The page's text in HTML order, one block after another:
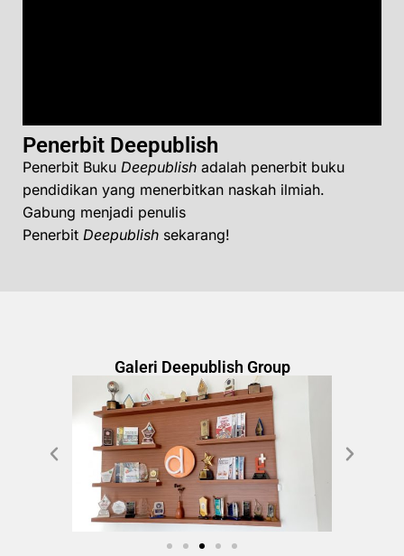
Penerbit Deepublish
Penerbit Buku Deepublish adalah penerbit buku
pendidikan yang menerbitkan naskah ilmiah.
Gabung menjadi penulis
Penerbit Deepublish sekarang!
Galeri Deepublish Group